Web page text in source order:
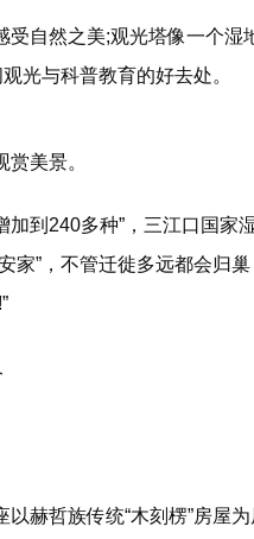
自然之美;观光塔像一个湿
光与科普教育的好去处。
美景。
加到240多种”，三江口国家
家”，不管迁徙多远都会归
赫哲族传统“木刻楞”房屋